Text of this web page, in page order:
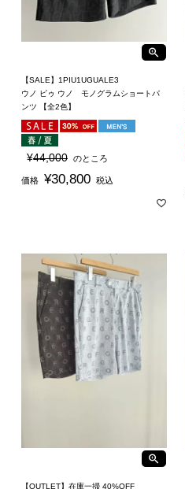
【SALE】1PIU1UGUALE3
ウノ ピゥ ウノ モノグラムショートパ
ンツ 【全2色】
¥44,000 のところ
価格 ¥30,800 税込
【OUTLET】在庫一掃 40%OFF